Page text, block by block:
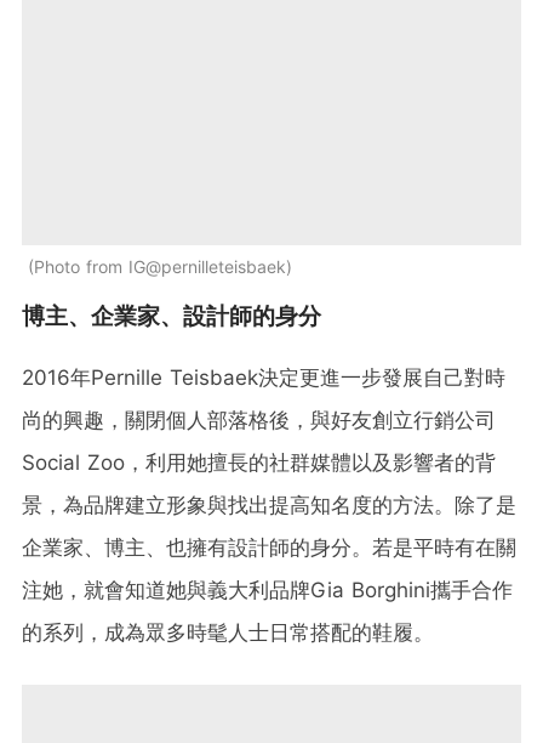
Photo from IG@pernilleteisbaek
博主、企業家、設計師的身分
2016年Pernille Teisbaek決定更進一步發展自己對時
尚的興趣，關閉個人部落格後，與好友創立行銷公司
Social Zoo，利用她擅長的社群媒體以及影響者的背
景，為品牌建立形象與找出提高知名度的方法。除了是
企業家、博主、也擁有設計師的身分。若是平時有在關
注她，就會知道她與義大利品牌Gia Borghini攜手合作
的系列，成為眾多時髦人士日常搭配的鞋履。